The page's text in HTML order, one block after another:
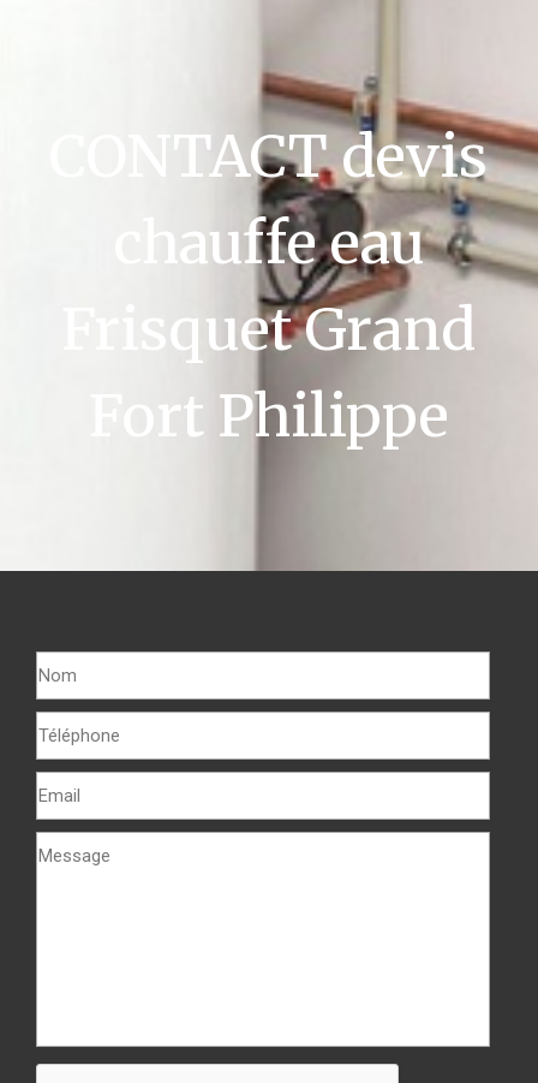
CONTACT devis
chauffe eau
Frisquet Grand
Fort Philippe